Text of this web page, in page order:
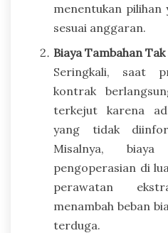
menentukan pilihan
sesuai anggaran.
Biaya Tambahan
Seringkali, saat
kontrak
terkejut karena
yang tidak
Misalnya,
pengoperasian di
perawatan
menambah beban
terduga.